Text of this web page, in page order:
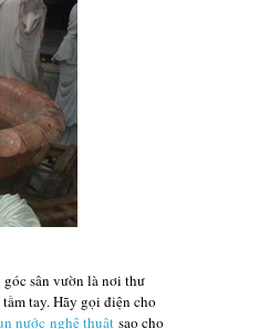
góc sân vườn là nơi thư
tay. Hãy gọi điện cho
nước nghệ thuậtsao cho